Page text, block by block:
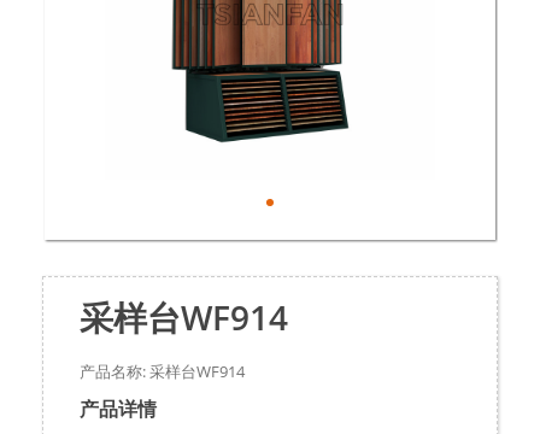
采样台WF914
产品名称: 采样台WF914
产品详情